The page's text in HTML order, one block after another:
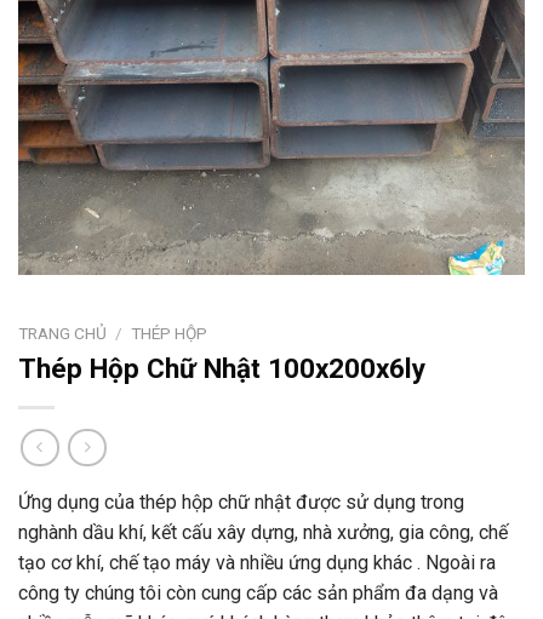
TRANG CHỦ / THÉP HỘP
Thép Hộp Chữ Nhật 100x200x6ly
Ứng dụng của thép hộp chữ nhật được sử dụng trong
nghành dầu khí, kết cấu xây dựng, nhà xưởng, gia công, chế
tạo cơ khí, chế tạo máy và nhiều ứng dụng khác . Ngoài ra
công ty chúng tôi còn cung cấp các sản phẩm đa dạng và